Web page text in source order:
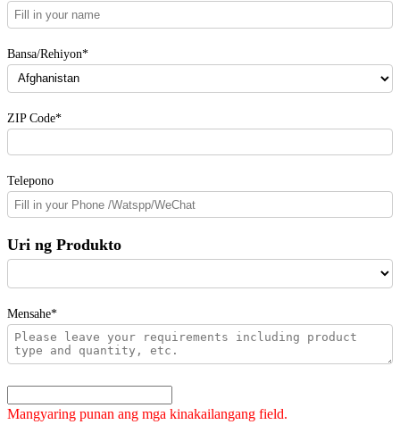
Bansa/Rehiyon*
ZIP Code*
Telepono
Uri ng Produkto
Mensahe*
Mangyaring punan ang mga kinakailangang field.